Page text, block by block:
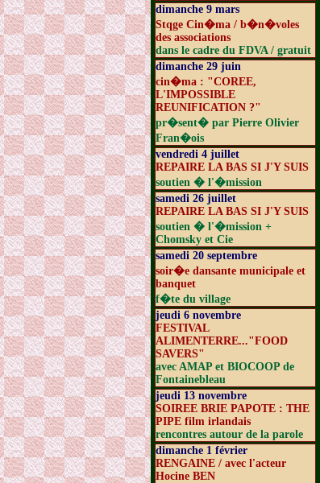
dimanche 9 mars
Stqge Cin�ma / b�n�voles
des associations
dans le cadre du FDVA / gratuit
dimanche 29 juin
cin�ma : "COREE,
L'IMPOSSIBLE
REUNIFICATION ?"
pr�sent� par Pierre Olivier
Fran�ois
vendredi 4 juillet
REPAIRE LA BAS SI J'Y SUIS
soutien � l'�mission
samedi 26 juillet
REPAIRE LA BAS SI J'Y SUIS
soutien � l'�mission +
Chomsky et Cie
samedi 20 septembre
soir�e dansante municipale et
banquet
f�te du village
jeudi 6 novembre
FESTIVAL
ALIMENTERRE..."FOOD
SAVERS"
avec AMAP et BIOCOOP de
Fontainebleau
jeudi 13 novembre
SOIREE BRIE PAPOTE : THE
PIPE film irlandais
rencontres autour de la parole
dimanche 1 février
RENGAINE / avec l'acteur
Hocine BEN